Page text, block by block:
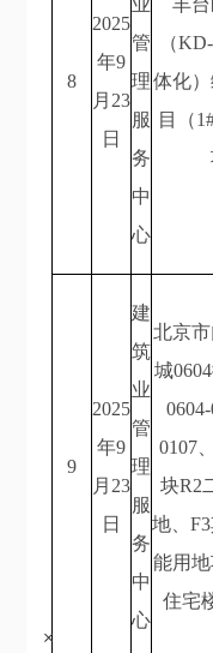
8
2025
年9
月23
日
业
管
理
服
务
中
心
丰
（
体化
目（
9
2025
年9
月23
日
建
筑
业
管
理
服
务
中
心
北京
城
0604-
0107
块R2
地、
能用
住宅
+